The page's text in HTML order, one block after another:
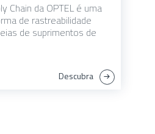
Chain da OPTEL é uma
de rastreabilidade
de suprimentos de
Descubra